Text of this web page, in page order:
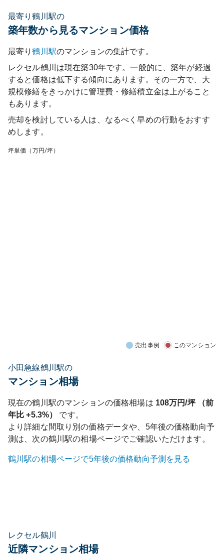
最寄り鶴川駅の
築年数から見るマンション価格
最寄り鶴川 駅のマンションの集計です。
レクセル鶴川 は現在築30年です。一般的に、築年が経過
すると価格は低下する傾向にあります。その一方で、大
規模修繕をきっかけに管理費・修繕積立金は上がること
もあります。
売却を検討している人は、なるべく早めの行動をおすす
めします。
坪単価（万円/坪）
売出事例 このマンション
小田急線鶴川駅の
マンション相場
現在の鶴川 駅のマンションの価格相場は 108万円/坪 （前
年比+5.3%）
です。
より詳細な間取り別の価格データや、5年後の価格動向予
測は、次の鶴川駅の相場ページでご確認いただけます。
鶴川駅の相場ページで5年後の価格動向予測を見る
レクセル鶴川
近隣マンション相場